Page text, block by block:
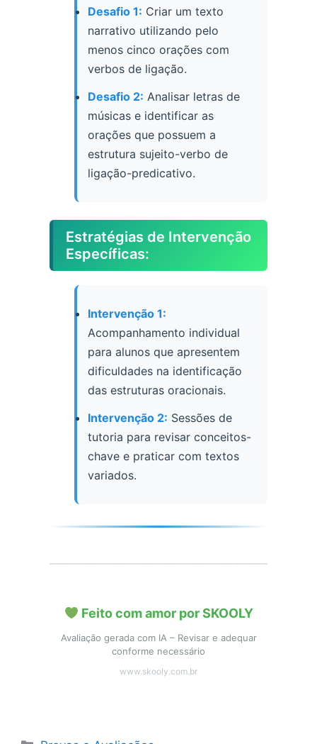
Desafio 1: Criar um texto
narrativo utilizando pelo
menos cinco orações com
verbos de ligação.
Desafio 2: Analisar letras de
músicas e identificar as
orações que possuem a
estrutura sujeito-verbo de
ligação-predicativo.
Estratégias de Intervenção
Específicas:
Intervenção 1:
Acompanhamento individual
para alunos que apresentem
dificuldades na identificação
das estruturas oracionais.
Intervenção 2: Sessões de
tutoria para revisar conceitos-
chave e praticar com textos
variados.
Feito com amor por SKOOLY
Avaliação gerada com IA – Revisar e adequar
conforme necessário
www.skooly.com.br